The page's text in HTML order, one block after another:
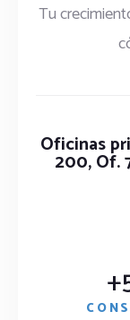
Tu
Oficinas
200, Of.